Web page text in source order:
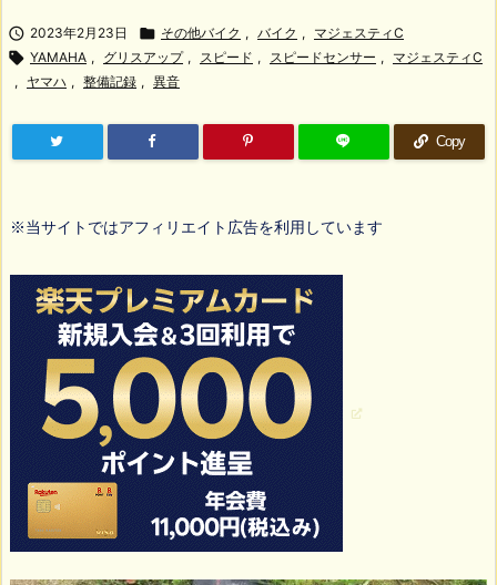
 2023年2月23日  その他バイク , バイク , マジェスティC
 YAMAHA , グリスアップ , スピード , スピードセンサー ,
マジェスティC
,
ヤマハ , 整備記録 , 異音
Copy
※当サイトではアフィリエイト広告を利用しています